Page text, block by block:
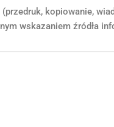
kopiowanie,
wskazaniem źródła